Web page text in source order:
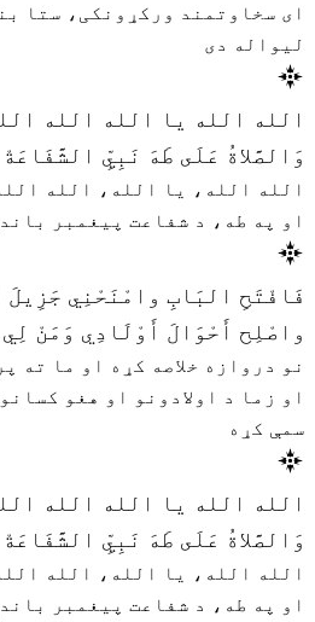
ای سخاوتمند ورکړونکی، ستا
لیواله دی
الله الله يا الله الله
وَالصَّلاةُ عَلَى طَهَ نَبِيِّ الشَّفَاعَةْ
الله الله، یا الله، الله
او په طه، د شفاعت پیغمبر
فَافْتَحِ البَابِ وامْنَحْنِي جَزِيلَ
واصْلِح أَحْوَالَ أَوْلَادِي وَمَنْ
نو دروازه خلاصه کړه او ما ته
او زما د اولادونو او هغو
سمې کړه
الله الله يا الله الله
وَالصَّلاةُ عَلَى طَهَ نَبِيِّ الشَّفَاعَةْ
الله الله، یا الله، الله
او په طه، د شفاعت پیغمبر